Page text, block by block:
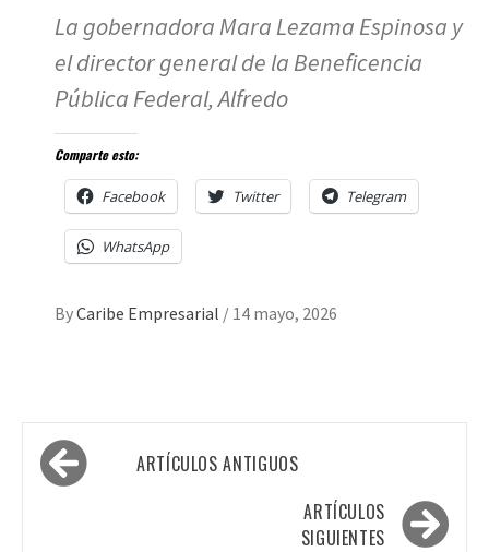
La gobernadora Mara Lezama Espinosa y
el director general de la Beneficencia
Pública Federal, Alfredo
Comparte esto:
Facebook Twitter Telegram
WhatsApp
ByCaribe Empresarial / 14 mayo, 2026
Navegación
de
ARTÍCULOS ANTIGUOS
ARTÍCULOS
SIGUIENTES